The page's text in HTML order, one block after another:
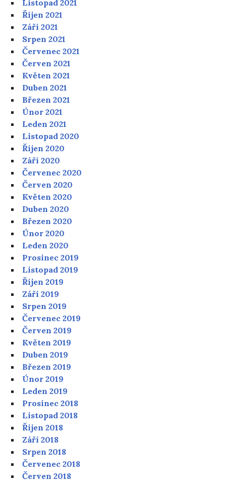
Listopad 2021
Říjen 2021
Září 2021
Srpen 2021
Červenec 2021
Červen 2021
Květen 2021
Duben 2021
Březen 2021
Únor 2021
Leden 2021
Listopad 2020
Říjen 2020
Září 2020
Červenec 2020
Červen 2020
Květen 2020
Duben 2020
Březen 2020
Únor 2020
Leden 2020
Prosinec 2019
Listopad 2019
Říjen 2019
Září 2019
Srpen 2019
Červenec 2019
Červen 2019
Květen 2019
Duben 2019
Březen 2019
Únor 2019
Leden 2019
Prosinec 2018
Listopad 2018
Říjen 2018
Září 2018
Srpen 2018
Červenec 2018
Červen 2018